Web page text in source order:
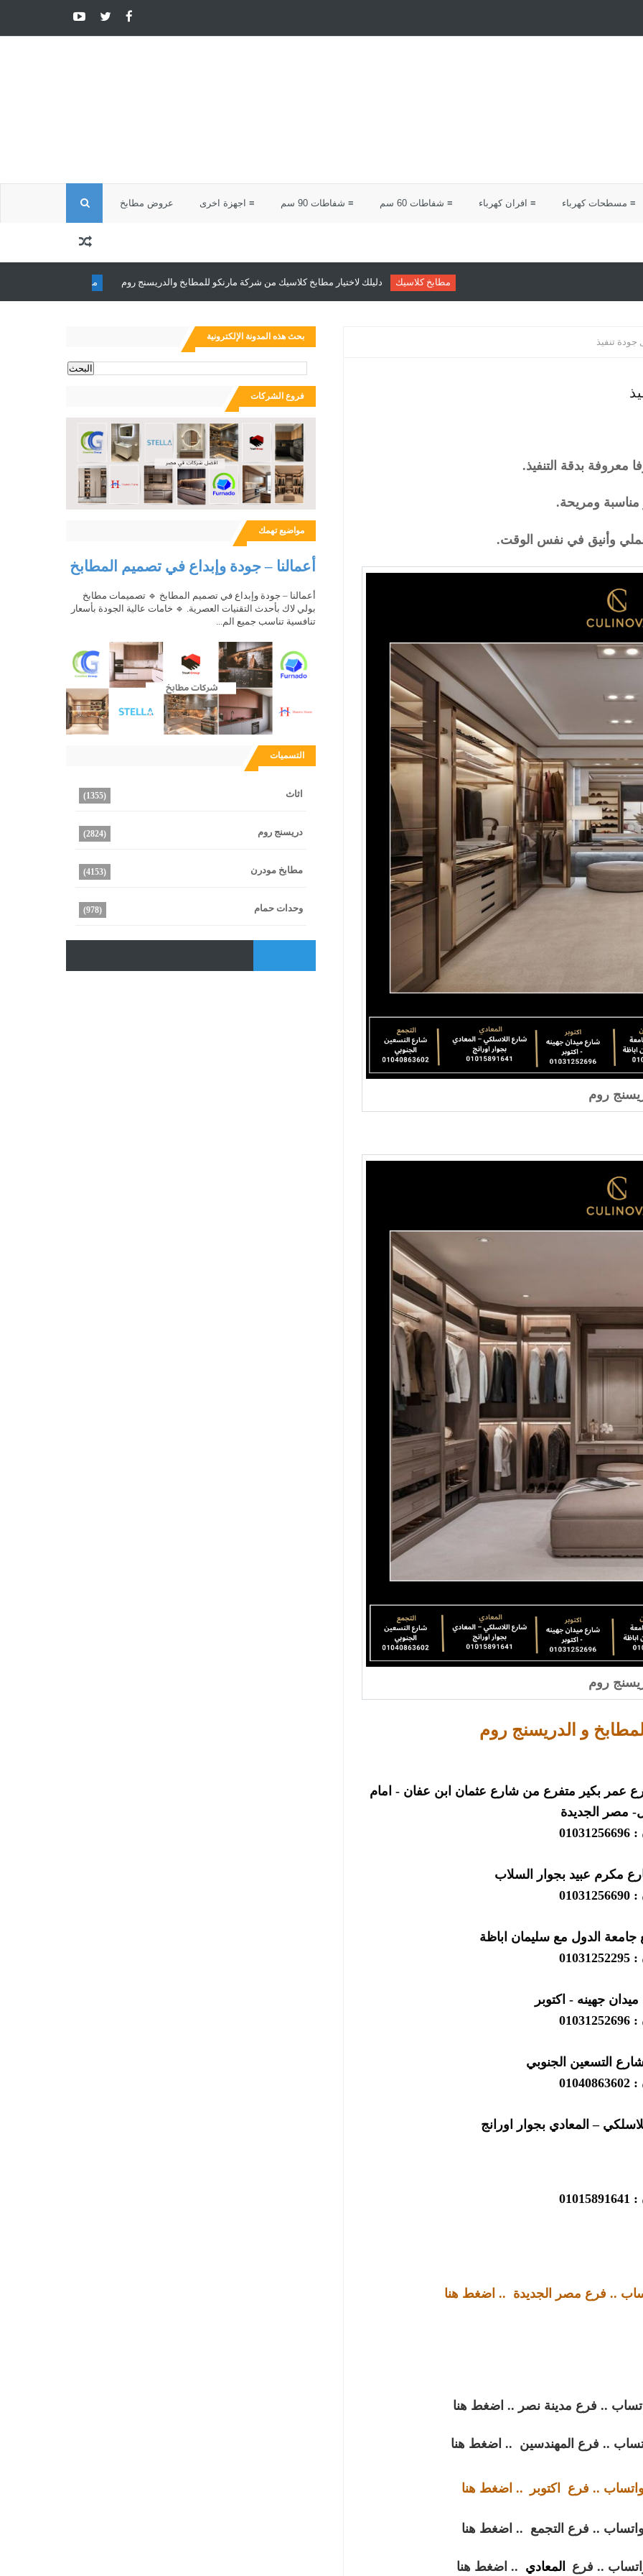
≡ مسطحات كهرباء ≡ افران كهرباء ≡ شفاطات 60 سم ≡ شفاطات 90 سم ≡ اجهزة اخرى عروض مطابخ ا
ل
ث
دليلك لاختيار مطابخ كلاسيك من شركة مارنكو للمطابخ والدريسنج روم مطابخ كلاسيك مطابخ كلاسيك تجمع بين
تنفيذ
معروفة بدقة التنفيذ.
مناسبة ومريحة.
وأنيق في نفس الوقت.
روم
روم
و الدريسنج روم
: فرع مصر الجديدة : ٢٢ شارع عمر بكير متفرع من شارع عثمان ابن عفان - امام
مصر الجديدة
مكرم عبيد بجوار السلاب
الدول مع سليمان اباظة
جهينه - اكتوبر
التسعين الجنوبي
– المعادي بجوار اورانج
.. فرع مصر الجديدة .. اضغط هنا
.. فرع مدينة نصر .. اضغط هنا
.. فرع المهندسين .. اضغط هنا
.. فرع اكتوبر .. اضغط هنا
.. فرع التجمع .. اضغط هنا
.. فرع المعادي .. اضغط هنا
بحث هذه المدونة الإلكترونية
فروع الشركات
مواضيع تهمك
أعمالنا – جودة وإبداع في تصميم المطابخ
أعمالنا – جودة وإبداع في تصميم المطابخ 🔹 تصميمات مطابخ
بولي لاك بأحدث التقنيات العصرية. 🔹 خامات عالية الجودة بأسعار
تنافسية تناسب جميع الم...
التسميات
اثاث (1355)
دريسنج روم (2824)
مطابخ مودرن (4153)
وحدات حمام (978)